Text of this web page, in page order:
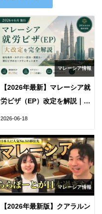
マレーシア情報
【2026年最新】マレーシア就
労ビザ（EP）改定を解説｜給
2026-06-18
マレーシア情報
【2026年最新版】クアラルン